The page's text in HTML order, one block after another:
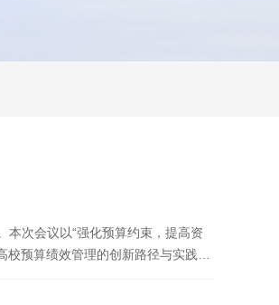
本次会议以“强化预算约束，提高资
预算绩效管理的创新路径与实践策